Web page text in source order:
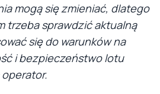
mogą się zmieniać, dlatego
trzeba sprawdzić aktualną
się do warunków na
i bezpieczeństwo lotu